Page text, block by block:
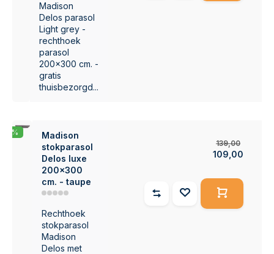
Madison
Delos parasol
Light grey -
rechthoek
parasol
200x300 cm. -
gratis
thuisbezorgd...
-22%
Madison
stokparasol
Delos luxe
200x300
cm. - taupe
Rechthoek
stokparasol
Madison
Delos met
139,00
109,00